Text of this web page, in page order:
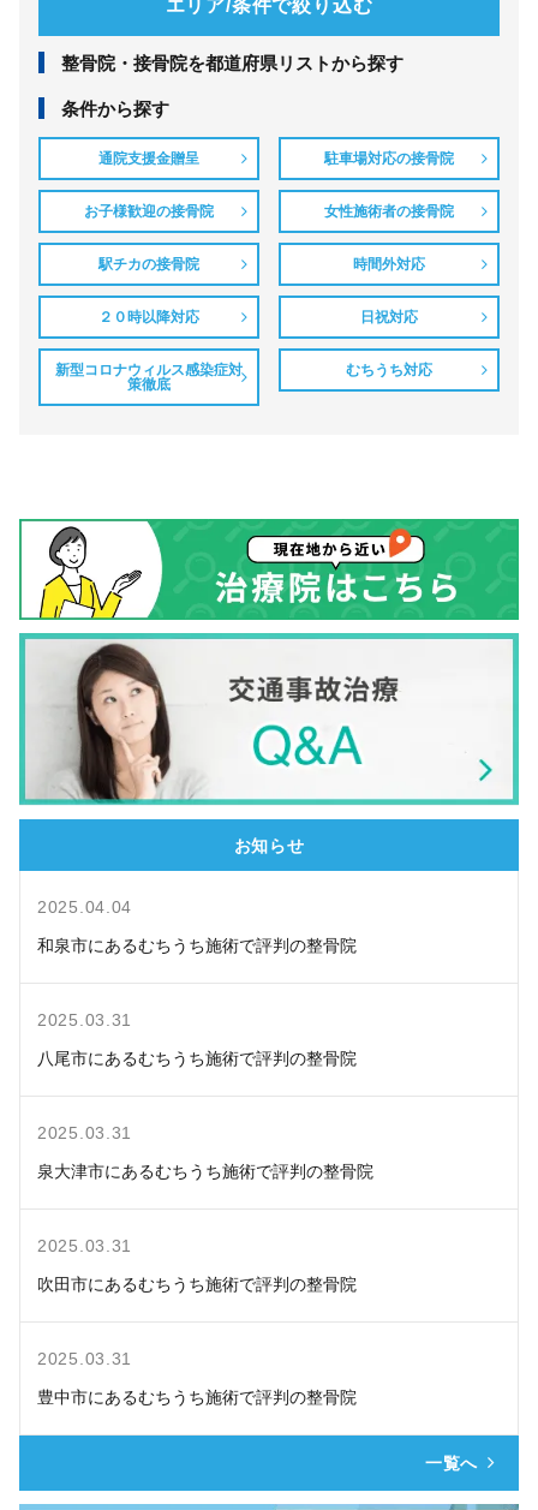
エリア/条件で絞り込む
整⾻院・接⾻院を都道府県リストから探す
条件から探す
通院支援金贈呈 駐車場対応の接骨院
お子様歓迎の接骨院 女性施術者の接骨院
駅チカの接骨院 時間外対応
２０時以降対応 日祝対応
新型コロナウィルス感染症対
策徹底
むちうち対応
お知らせ
2025.04.04
和泉市にあるむちうち施術で評判の整骨院
2025.03.31
八尾市にあるむちうち施術で評判の整骨院
2025.03.31
泉大津市にあるむちうち施術で評判の整骨院
2025.03.31
吹田市にあるむちうち施術で評判の整骨院
2025.03.31
豊中市にあるむちうち施術で評判の整骨院
一覧へ